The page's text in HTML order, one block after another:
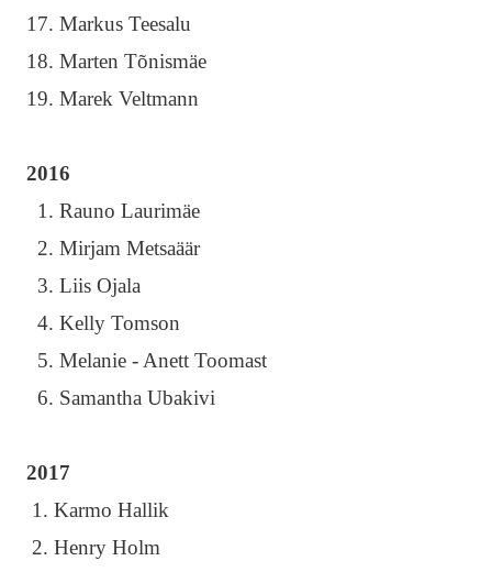
17. Markus Teesalu
18. Marten Tõnismäe
19. Marek Veltmann
2016
1. Rauno Laurimäe
2. Mirjam Metsaäär
3. Liis Ojala
4. Kelly Tomson
5. Melanie - Anett Toomast
6. Samantha Ubakivi
2017
1. Karmo Hallik
2. Henry Holm